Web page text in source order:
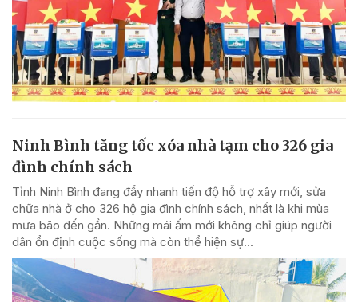
Ninh Bình tăng tốc xóa nhà tạm cho 326 gia
đình chính sách
Tỉnh Ninh Bình đang đẩy nhanh tiến độ hỗ trợ xây mới, sửa
chữa nhà ở cho 326 hộ gia đình chính sách, nhất là khi mùa
mưa bão đến gần. Những mái ấm mới không chỉ giúp người
dân ổn định cuộc sống mà còn thể hiện sự...